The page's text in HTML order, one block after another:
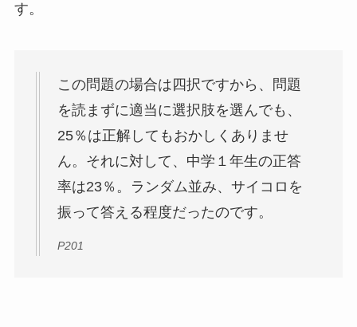
す。
この問題の場合は四択ですから、問題
を読まずに適当に選択肢を選んでも、
25％は正解してもおかしくありませ
ん。それに対して、中学１年生の正答
率は23％。ランダム並み、サイコロを
振って答える程度だったのです。
P201